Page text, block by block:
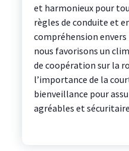
et harmonieux pour
règles de conduite et
compréhension
nous favorisons un
de coopération sur la
l’importance de la
bienveillance pour
agréables et